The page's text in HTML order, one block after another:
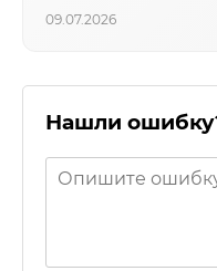
09.07.2026
Нашли